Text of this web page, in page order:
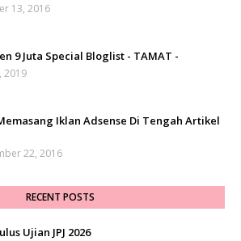
13, 2016
9 Juta Special Bloglist - TAMAT -
2019
Iklan Adsense Di Tengah Artikel
22, 2016
RECENT POSTS
Ujian JPJ 2026